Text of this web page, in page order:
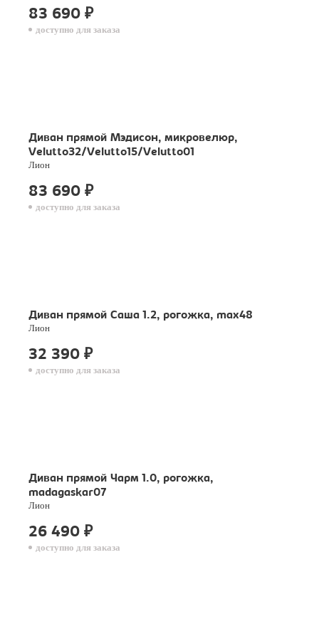
83 690 ₽
доступно для заказа
Диван прямой Мэдисон, микровелюр,
Velutto32/Velutto15/Velutto01
Лион
83 690 ₽
доступно для заказа
Диван прямой Саша 1.2, рогожка, max48
Лион
32 390 ₽
доступно для заказа
Диван прямой Чарм 1.0, рогожка,
madagaskar07
Лион
26 490 ₽
доступно для заказа